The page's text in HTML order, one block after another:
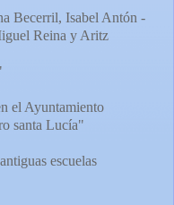
Becerril, Isabel Antón -
Reina y Aritz
el Ayuntamiento
santa Lucía"
escuelas